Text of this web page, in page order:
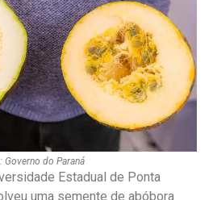
Governo do Paraná
Estadual de Ponta
uma semente de abóbora